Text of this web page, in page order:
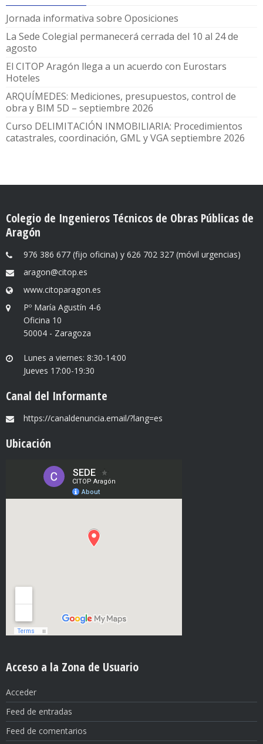
Jornada informativa sobre Oposiciones
La Sede Colegial permanecerá cerrada del 10 al 24 de
agosto
El CITOP Aragón llega a un acuerdo con Eurostars
Hoteles
ARQUÍMEDES: Mediciones, presupuestos, control de
obra y BIM 5D – septiembre 2026
Curso DELIMITACIÓN INMOBILIARIA: Procedimientos
catastrales, coordinación, GML y VGA septiembre 2026
Colegio de Ingenieros Técnicos de Obras Públicas de
Aragón
976 386 677 (fijo oficina) y 626 702 327 (móvil urgencias)
aragon@citop.es
www.citoparagon.es
Pº María Agustín 4-6
Oficina 10
50004 - Zaragoza
Lunes a viernes: 8:30-14:00
Jueves 17:00-19:30
Canal del Informante
https://canaldenuncia.email/?lang=es
Ubicación
Acceso a la Zona de Usuario
Acceder
Feed de entradas
Feed de comentarios